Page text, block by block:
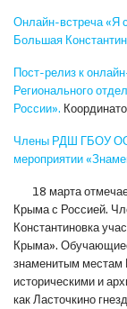
Онлайн-встреча
Большая
Пост-релиз к
Регионального
России».
Члены РДШ ГБОУ
мероприятии
18 марта
Крыма с Россией.
Константиновка
Крыма».
знаменитым местам
историческими и
как Ласточкино